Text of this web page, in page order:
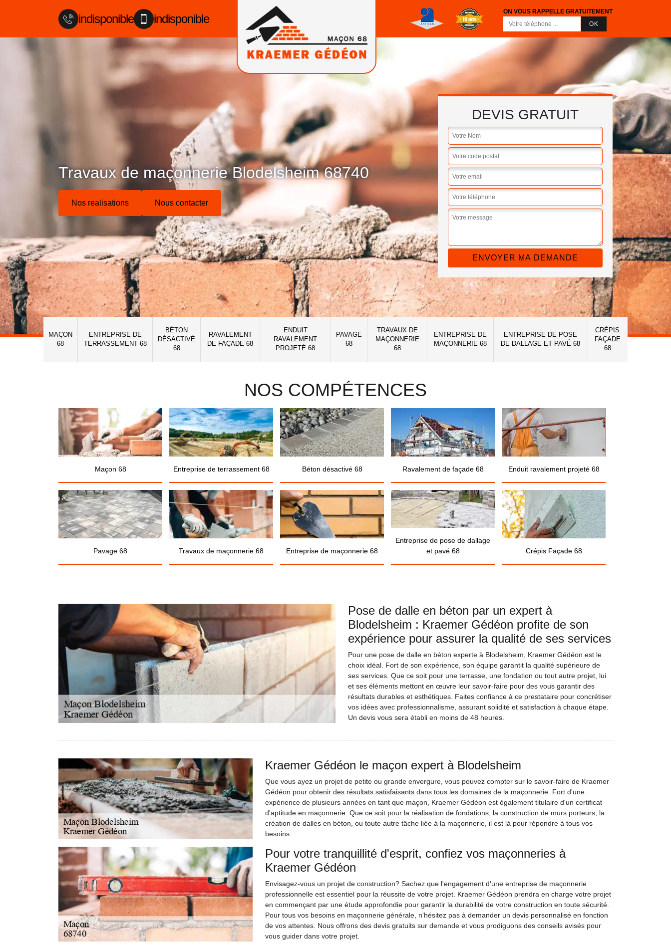
indisponible indisponible
ON VOUS RAPPELLE GRATUITEMENT
Travaux de maçonnerie Blodelsheim 68740
Nos realisations Nous contacter
DEVIS GRATUIT
MAÇON
68
ENTREPRISE DE
TERRASSEMENT 68
BÉTON
DÉSACTIVÉ
68
RAVALEMENT
DE FAÇADE 68
ENDUIT
RAVALEMENT
PROJETÉ 68
PAVAGE
68
TRAVAUX DE
MAÇONNERIE
68
ENTREPRISE DE
MAÇONNERIE 68
ENTREPRISE DE POSE
DE DALLAGE ET PAVÉ 68
CRÉPIS
FAÇADE
68
NOS COMPÉTENCES
Maçon 68 Entreprise de terrassement 68 Béton désactivé 68 Ravalement de façade 68 Enduit ravalement projeté 68
Pavage 68 Travaux de maçonnerie 68 Entreprise de maçonnerie 68
Entreprise de pose de dallage
et pavé 68
Crépis Façade 68
Pose de dalle en béton par un expert à
Blodelsheim : Kraemer Gédéon profite de son
expérience pour assurer la qualité de ses services
Pour une pose de dalle en béton experte à Blodelsheim, Kraemer Gédéon est le
choix idéal. Fort de son expérience, son équipe garantit la qualité supérieure de
ses services. Que ce soit pour une terrasse, une fondation ou tout autre projet, lui
et ses éléments mettont en œuvre leur savoir-faire pour des vous garantir des
résultats durables et esthétiques. Faites confiance à ce prestataire pour concrétiser
vos idées avec professionnalisme, assurant solidité et satisfaction à chaque étape.
Un devis vous sera établi en moins de 48 heures.
Kraemer Gédéon le maçon expert à Blodelsheim
Que vous ayez un projet de petite ou grande envergure, vous pouvez compter sur le savoir-faire de Kraemer
Gédéon pour obtenir des résultats satisfaisants dans tous les domaines de la maçonnerie. Fort d'une
expérience de plusieurs années en tant que maçon, Kraemer Gédéon est également titulaire d'un certificat
d'aptitude en maçonnerie. Que ce soit pour la réalisation de fondations, la construction de murs porteurs, la
création de dalles en béton, ou toute autre tâche liée à la maçonnerie, il est là pour répondre à tous vos
besoins.
Pour votre tranquillité d'esprit, confiez vos maçonneries à
Kraemer Gédéon
Envisagez-vous un projet de construction? Sachez que l'engagement d'une entreprise de maçonnerie
professionnelle est essentiel pour la réussite de votre projet. Kraemer Gédéon prendra en charge votre projet
en commençant par une étude approfondie pour garantir la durabilité de votre construction en toute sécurité.
Pour tous vos besoins en maçonnerie générale, n'hésitez pas à demander un devis personnalisé en fonction
de vos attentes. Nous offrons des devis gratuits sur demande et vous prodiguons des conseils avisés pour
vous guider dans votre projet.